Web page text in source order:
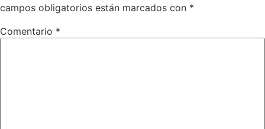
campos obligatorios están marcados con *
Comentario *